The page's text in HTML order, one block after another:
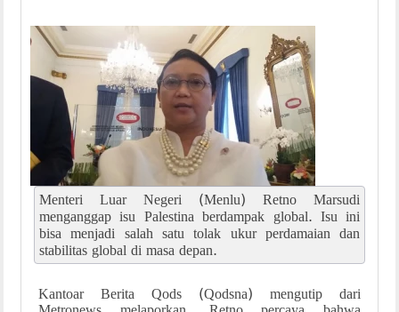
Menteri Luar Negeri (Menlu) Retno Marsudi
menganggap isu Palestina berdampak global. Isu ini
bisa menjadi salah satu tolak ukur perdamaian dan
stabilitas global di masa depan.
Kantoar Berita Qods (Qodsna) mengutip dari